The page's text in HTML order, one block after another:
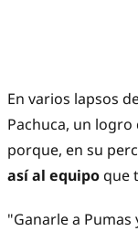
En varios lapsos
Pachuca, un logro
porque, en su
así al equipoque
"Ganarle a Pumas